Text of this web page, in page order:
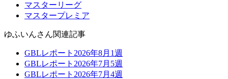
マスターリーグ
マスタープレミア
ゆふいんさん関連記事
GBLレポート2026年8月1週
GBLレポート2026年7月5週
GBLレポート2026年7月4週